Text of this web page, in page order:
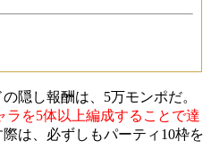
隠し報酬は、5万モンポだ。
ラを5体以上編成することで達
は、必ずしもパーティ10枠を